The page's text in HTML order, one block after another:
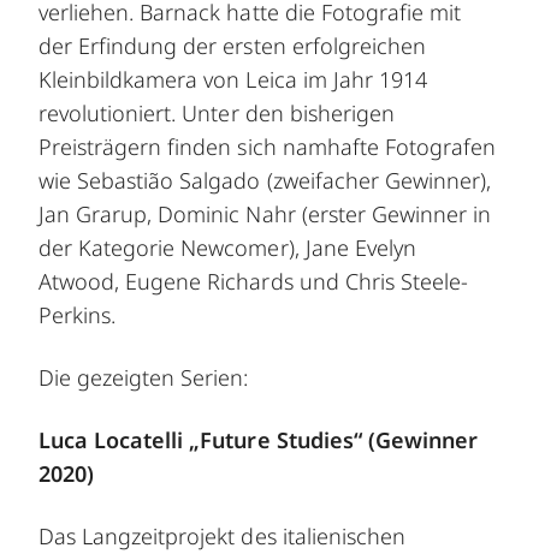
verliehen. Barnack hatte die Fotografie mit
der Erfindung der ersten erfolgreichen
Kleinbildkamera von Leica im Jahr 1914
revolutioniert. Unter den bisherigen
Preisträgern finden sich namhafte Fotografen
wie Sebastião Salgado (zweifacher Gewinner),
Jan Grarup, Dominic Nahr (erster Gewinner in
der Kategorie Newcomer), Jane Evelyn
Atwood, Eugene Richards und Chris Steele-
Perkins.
Die gezeigten Serien:
Luca Locatelli „Future Studies“ (Gewinner
2020)
Das Langzeitprojekt des italienischen